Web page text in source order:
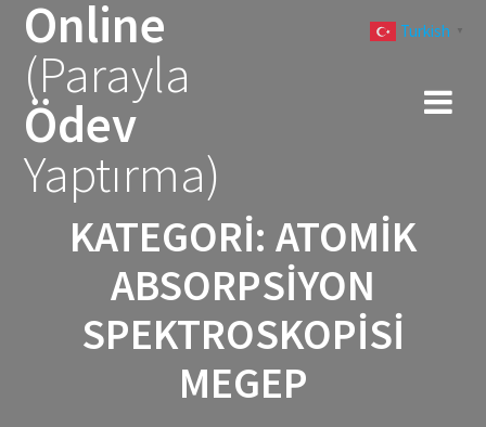
Online
(Parayla
Ödev
Yaptırma)
KATEGORI: ATOMIK
ABSORPSIYON
SPEKTROSKOPISI
MEGEP
Turkish ▼